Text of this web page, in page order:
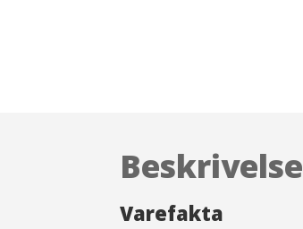
Beskrivelse
Varefakta